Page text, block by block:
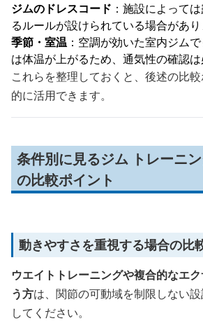
ジムのドレスコード ：施設によって
るルールが設けられている場合があ
季節・室温 ：空調が効いた室内ジム
は体温が上がるため、通気性の確認
これらを整理しておくと、後述の比
的に活用できます。
条件別に見るジム トレーニ
の比較ポイント
動きやすさを重視する場合の比
ウエイトトレーニングや複合的なエ
う方は、関節の可動域を制限しない
してください。